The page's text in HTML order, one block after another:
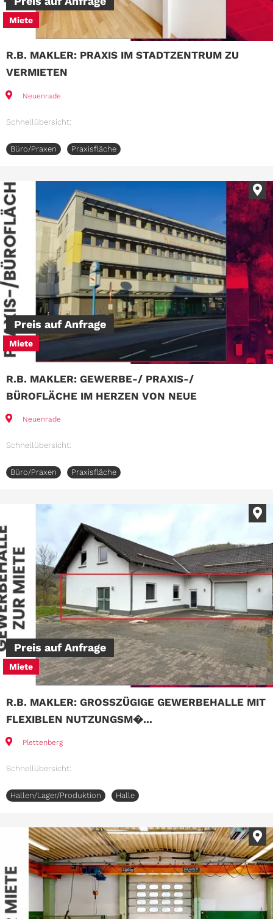
Miete
R.B. MAKLER: PRAXIS IM STADTZENTRUM ZU
VERMIETEN
Neuenrade
Schnellübersicht:
Büro/Praxen Praxisfläche
Preis auf Anfrage
Miete
R.B. MAKLER: GEWERBE-/ PRAXIS-/
BÜROFLÄCHE IM HERZEN VON NEUE
Neuenrade
Schnellübersicht:
Büro/Praxen Praxisfläche
Preis auf Anfrage
Miete
R.B. MAKLER: GROSSZÜGIGE GEWERBEHALLE MIT F
LEXIBLEN NUTZUNGSM�...
Plettenberg
Schnellübersicht:
Hallen/Lager/Produktion Halle